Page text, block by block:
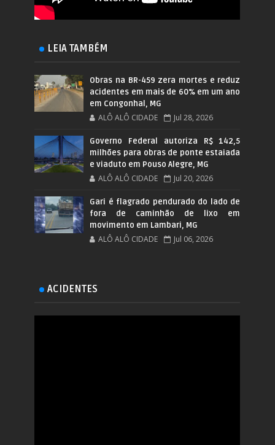
LEIA TAMBÉM
Obras na BR-459 zera mortes e reduz
acidentes em mais de 60% em um ano
em Congonhal, MG
ALÔ ALÔ CIDADE Jul 28, 2026
Governo Federal autoriza R$ 142,5
milhões para obras de ponte estaiada
e viaduto em Pouso Alegre, MG
ALÔ ALÔ CIDADE Jul 20, 2026
Gari é flagrado pendurado do lado de
fora de caminhão de lixo em
movimento em Lambari, MG
ALÔ ALÔ CIDADE Jul 06, 2026
ACIDENTES